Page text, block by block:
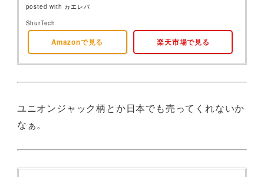
posted with カエレバ
ShurTech
Amazonで見る 楽天市場で見る
ユニオンジャック柄とか日本でも売ってくれないか
なぁ。